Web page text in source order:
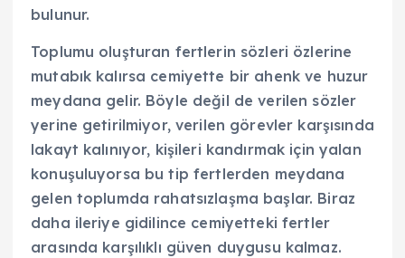
bulunur.
Toplumu oluşturan fertlerin sözleri özlerine
mutabık kalırsa cemiyette bir ahenk ve huzur
meydana gelir. Böyle değil de verilen sözler
yerine getirilmiyor, verilen görevler karşısında
lakayt kalınıyor, kişileri kandırmak için yalan
konuşuluyorsa bu tip fertlerden meydana
gelen toplumda rahatsızlaşma başlar. Biraz
daha ileriye gidilince cemiyetteki fertler
arasında karşılıklı güven duygusu kalmaz.